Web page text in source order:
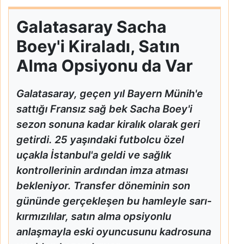
Galatasaray Sacha
Boey'i Kiraladı, Satın
Alma Opsiyonu da Var
Galatasaray, geçen yıl Bayern Münih'e
sattığı Fransız sağ bek Sacha Boey'i
sezon sonuna kadar kiralık olarak geri
getirdi. 25 yaşındaki futbolcu özel
uçakla İstanbul'a geldi ve sağlık
kontrollerinin ardından imza atması
bekleniyor. Transfer döneminin son
gününde gerçekleşen bu hamleyle sarı-
kırmızılılar, satın alma opsiyonlu
anlaşmayla eski oyuncusunu kadrosuna